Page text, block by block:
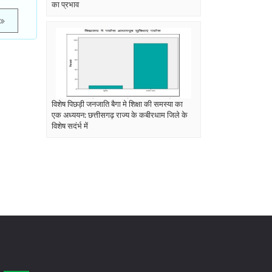
का प्रभाव
विशेष पिछड़ी जनजाति बैगा मे शिक्षा की समस्या का
एक अध्ययन: छत्तीसगढ़ राज्य के कबीरधाम जिले के
विशेष सदंर्भ में